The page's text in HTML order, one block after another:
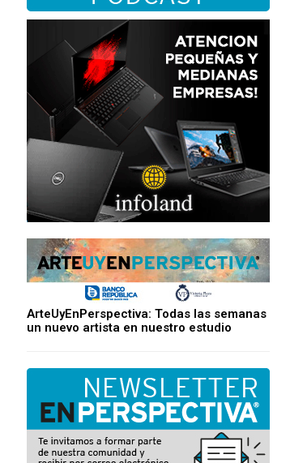
ArteUyEnPerspectiva: Todas las semanas
un nuevo artista en nuestro estudio